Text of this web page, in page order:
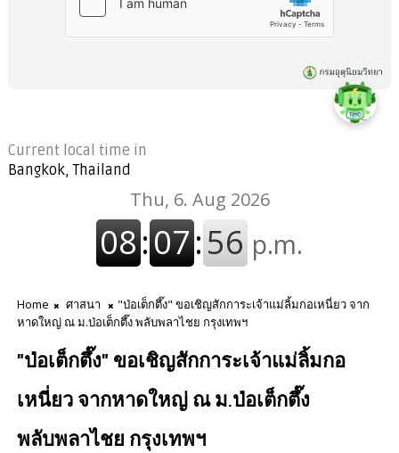
Current local time in
Bangkok, Thailand
Home ศาสนา
"ป่อเต็กตึ๊ง" ขอเชิญสักการะเจ้าแม่ลิ้มกอเหนี่ยว จาก
หาดใหญ่ ณ ม.ป่อเต็กตึ๊ง พลับพลาไชย กรุงเทพฯ
"ป่อเต็กตึ๊ง" ขอเชิญสักการะเจ้าแม่ลิ้มกอ
เหนี่ยว จากหาดใหญ่ ณ ม.ป่อเต็กตึ๊ง
พลับพลาไชย กรุงเทพฯ